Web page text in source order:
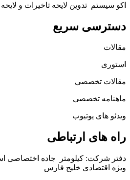
اکو سیستم تدوین لایحه تاخیرات و
دسترسی سریع
مقالات
استوری
مقالات تخصصی
ماهنامه تخصصی
ویدئو های یوتیوب
راه های ارتباطی
دفتر شرکت: کیلومتر جاده اختصاصی
ویژه اقتصادی خلیج فارس